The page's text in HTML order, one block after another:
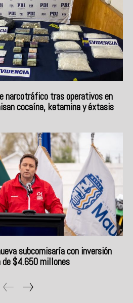
narcotráfico tras operativos en
cocaína, ketamina y éxtasis
subcomisaría con inversión
$4.650 millones